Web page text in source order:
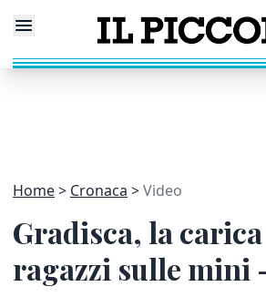
Home Cronaca Video
Gradisca, la
ragazzi sulle mini